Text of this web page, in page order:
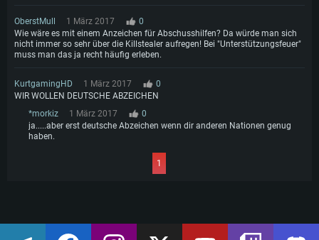
OberstMull 1 März 2017
0
Wie wäre es mit einem Anzeichen für Abschusshilfen? Da würde man sich
nicht immer so sehr über die Killstealer aufregen! Bei "Unterstützungsfeuer"
muss man das ja recht häufig erleben.
KurtgamingHD 1 März 2017
0
WIR WOLLEN DEUTSCHE ABZEICHEN
*morkiz
1 März 2017
0
ja.....aber erst deutsche Abzeichen wenn dir anderen Nationen genug
haben.
1